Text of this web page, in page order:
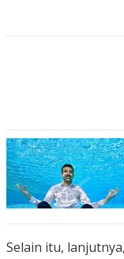
Selain itu,